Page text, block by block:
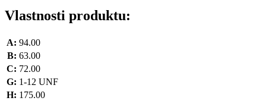
Vlastnosti produktu:
A: 94.00
B: 63.00
C: 72.00
G: 1-12 UNF
H: 175.00